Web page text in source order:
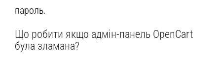
пароль.
Що робити якщо адмін-панель OpenCart
була зламана?